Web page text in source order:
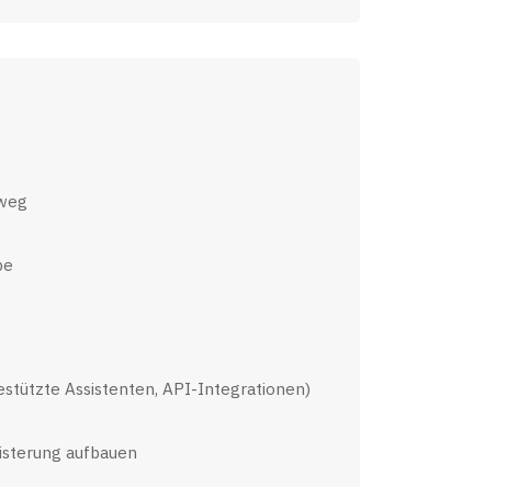
Assistenten, API-Integrationen)
aufbauen